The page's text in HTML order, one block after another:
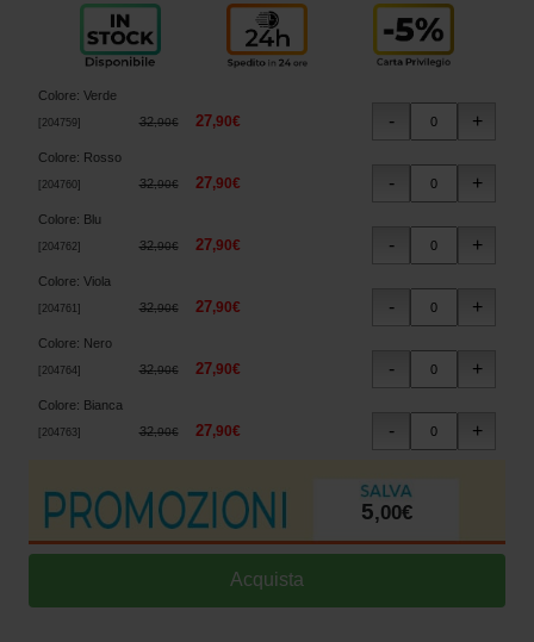
Colore: Verde
204759] 32,90€ 27,90€
Colore: Rosso
204760] 32,90€ 27,90€
Colore: Blu
204762] 32,90€ 27,90€
Colore: Viola
204761 ] 32,90€ 27,90€
Colore: Nero
204764] 32,90€ 27,90€
Colore: Bianca
204763 ] 32,90€ 27,90€
5,00€